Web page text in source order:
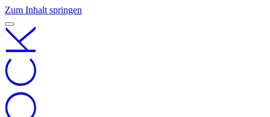
Zum Inhalt springen